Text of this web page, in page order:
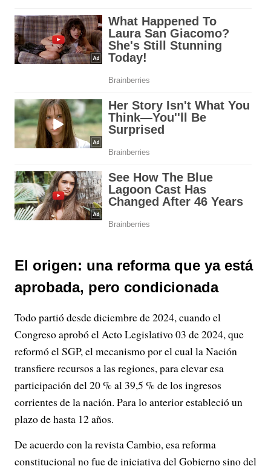
El origen: una reforma que ya está
aprobada, pero condicionada
Todo partió desde diciembre de 2024, cuando el
Congreso aprobó el Acto Legislativo 03 de 2024, que
reformó el SGP, el mecanismo por el cual la Nación
transfiere recursos a las regiones, para elevar esa
participación del 20 % al 39,5 % de los ingresos
corrientes de la nación. Para lo anterior estableció un
plazo de hasta 12 años.
De acuerdo con la revista Cambio, esa reforma
constitucional no fue de iniciativa del Gobierno sino del